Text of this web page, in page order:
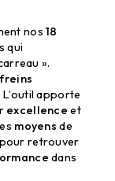
nos18
qui
».
freins
L’outil apporte
excellence et
moyens de
retrouver
dans